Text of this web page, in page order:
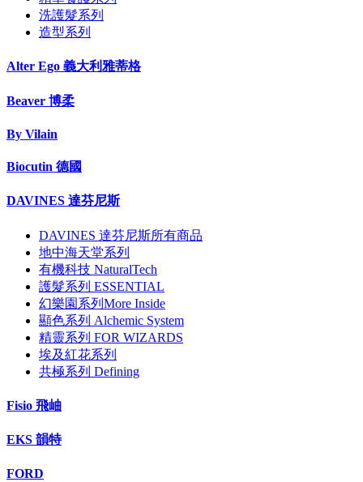
洗護髮系列
造型系列
Alter Ego 義大利雅蒂格
Beaver 博柔
By Vilain
Biocutin 德國
DAVINES 達芬尼斯
DAVINES 達芬尼斯所有商品
地中海天堂系列
有機科技 NaturalTech
護髮系列 ESSENTIAL
幻樂園系列More Inside
顯色系列 Alchemic System
精靈系列 FOR WIZARDS
埃及紅花系列
共極系列 Defining
Fisio 飛岫
EKS 韻特
FORD